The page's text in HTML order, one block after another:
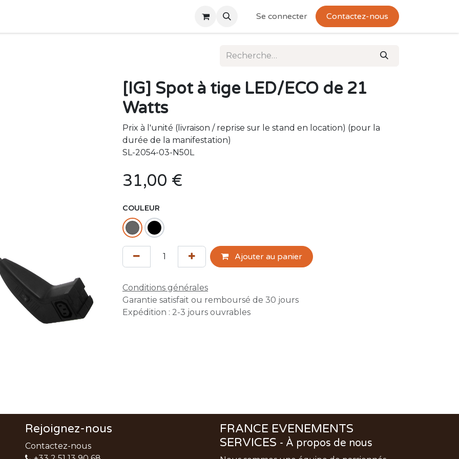
Se connecter Contactez-nous
[IG] Spot à tige LED/ECO de 21
Watts
Prix à l'unité (livraison / reprise sur le stand en location) (pour la
durée de la manifestation)
SL-2054-03-N50L
31,00 €
COULEUR
Ajouter au panier
Conditions générales
Garantie satisfait ou remboursé de 30 jours
Expédition : 2-3 jours ouvrables
Rejoignez-nous
Contactez-nous
FRANCE EVENEMENTS
SERVICES - À propos de nous